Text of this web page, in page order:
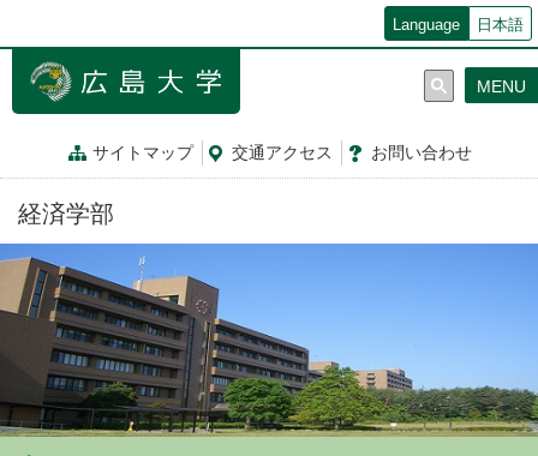
ン
動
Language 日本語
サイトマップ 交通アクセス お問い合わせ
MENU
経済学部